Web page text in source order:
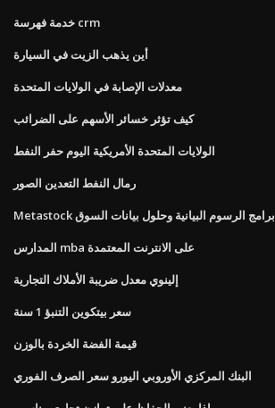
خدمة فهرسة crm
أين يذهب الزيت في السيارة
معدلات الإصابة في الولايات المتحدة
كيف تؤثر خسائر الأسهم على الضرائب
الولايات المتحدة الأمريكية اليوم حفر النفط
رمال النفط التعدين الصور
Metastock برامج الرسوم البيانية وحلول بيانات السوق
المدارس mba على الانترنت المعتمدة
إلينوي معدل ضريبة الأملاك التجارية
سعر بيتكوين التنبؤ 1 سنة
قيمة الفضة الخردة بالوزن
البنك المركزي الأوروبي اليورو سعر الصرف الفوري